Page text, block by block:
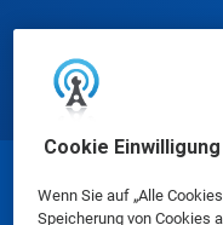
Cookie Einwilligung
Wenn Sie auf „Alle
Speicherung von Cookies
©